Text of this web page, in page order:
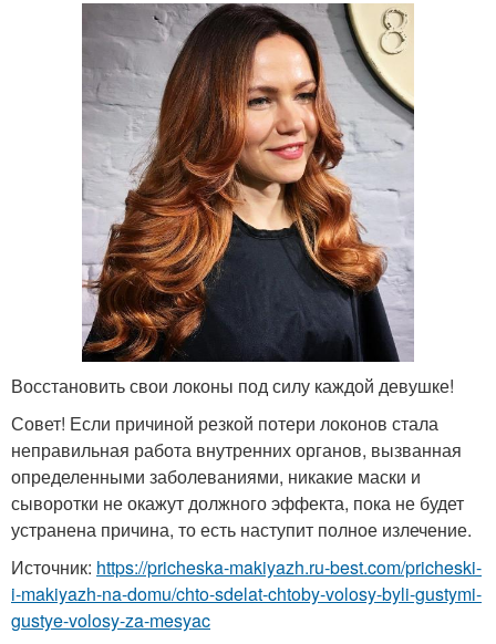
Восстановить свои локоны под силу каждой девушке!
Совет! Если причиной резкой потери локонов стала
неправильная работа внутренних органов, вызванная
определенными заболеваниями, никакие маски и
сыворотки не окажут должного эффекта, пока не будет
устранена причина, то есть наступит полное излечение.
Источник: https://pricheska-makiyazh.ru-best.com/pricheski-
i-makiyazh-na-domu/chto-sdelat-chtoby-volosy-byli-gustymi-
gustye-volosy-za-mesyac